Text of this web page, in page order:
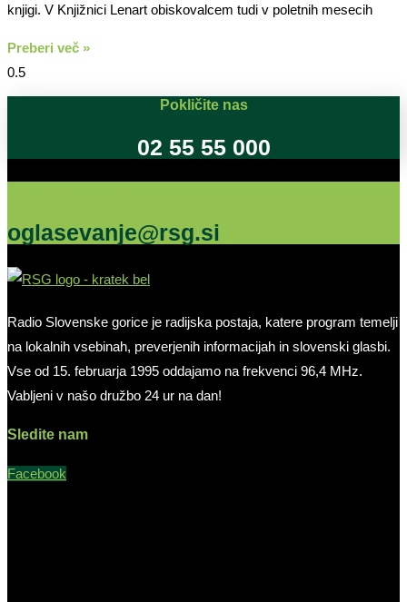
knjigi. V Knjižnici Lenart obiskovalcem tudi v poletnih mesecih
Preberi več »
Pokličite nas
02 55 55 000
oglasevanje@rsg.si
Radio Slovenske gorice je radijska postaja, katere program temelji
na lokalnih vsebinah, preverjenih informacijah in slovenski glasbi.
Vse od 15. februarja 1995 oddajamo na frekvenci 96,4 MHz.
Vabljeni v našo družbo 24 ur na dan!
Sledite nam
Facebook